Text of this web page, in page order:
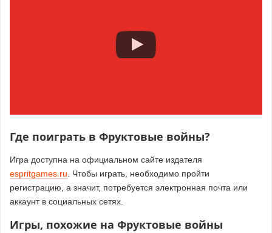
Где поиграть в Фруктовые войны?
Игра доступна на официальном сайте издателя
espritgames.ru. Чтобы играть, необходимо пройти
регистрацию, а значит, потребуется электронная почта или
аккаунт в социальных сетях.
Игры, похожие на Фруктовые войны